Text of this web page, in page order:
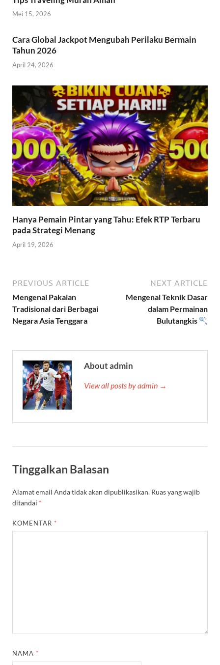
Mei 15, 2026
Cara Global Jackpot Mengubah Perilaku Bermain
Tahun 2026
April 24, 2026
Hanya Pemain Pintar yang Tahu: Efek RTP Terbaru
pada Strategi Menang
April 19, 2026
PREVIOUS ARTICLE
Mengenal Pakaian
Tradisional dari Berbagai
Negara Asia Tenggara
NEXT ARTICLE
Mengenal Teknik Dasar
dalam Permainan
Bulutangkis
About admin
View all posts by admin →
Tinggalkan Balasan
Alamat email Anda tidak akan dipublikasikan. Ruas yang wajib
ditandai *
KOMENTAR *
NAMA *